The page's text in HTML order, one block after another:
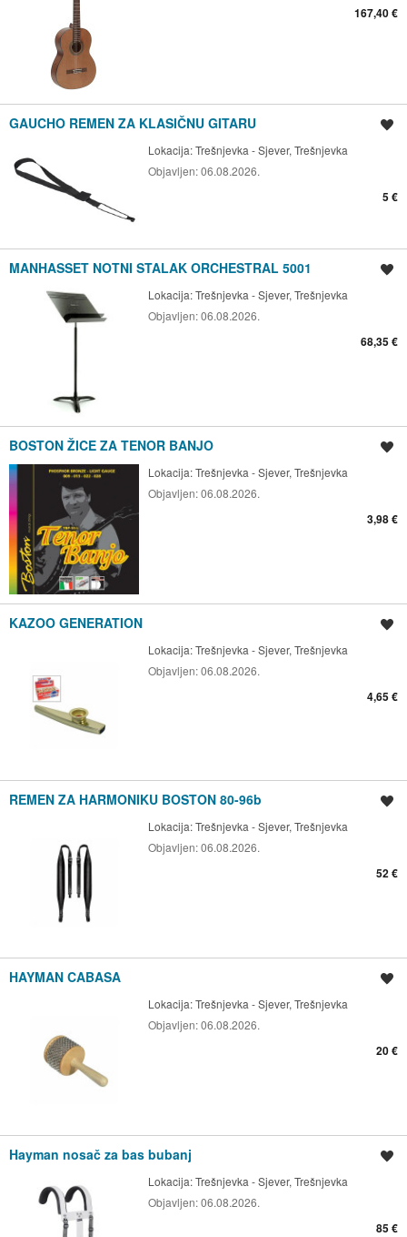
167,40 €
GAUCHO REMEN ZA KLASIČNU GITARU
Lokacija:Trešnjevka - Sjever, Trešnjevka
Objavljen:06.08.2026.
5 €
MANHASSET NOTNI STALAK ORCHESTRAL 5001
Lokacija:Trešnjevka - Sjever, Trešnjevka
Objavljen:06.08.2026.
68,35 €
BOSTON ŽICE ZA TENOR BANJO
Lokacija:Trešnjevka - Sjever, Trešnjevka
Objavljen:06.08.2026.
3,98 €
KAZOO GENERATION
Lokacija:Trešnjevka - Sjever, Trešnjevka
Objavljen:06.08.2026.
4,65 €
REMEN ZA HARMONIKU BOSTON 80-96b
Lokacija:Trešnjevka - Sjever, Trešnjevka
Objavljen:06.08.2026.
52 €
HAYMAN CABASA
Lokacija:Trešnjevka - Sjever, Trešnjevka
Objavljen:06.08.2026.
20 €
Hayman nosač za bas bubanj
Lokacija:Trešnjevka - Sjever, Trešnjevka
Objavljen:06.08.2026.
85 €